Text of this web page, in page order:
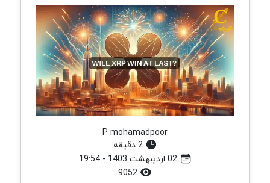
P mohamadpoor
2 دقیقه
02 اردیبهشت 1403 - 19:54